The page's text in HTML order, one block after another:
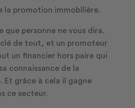
la promotion immobilière.
que personne ne vous dira.
clé de tout, et un promoteur
un financier hors paire qui
connaissance de la
Et grâce à cela il gagne
ce secteur.